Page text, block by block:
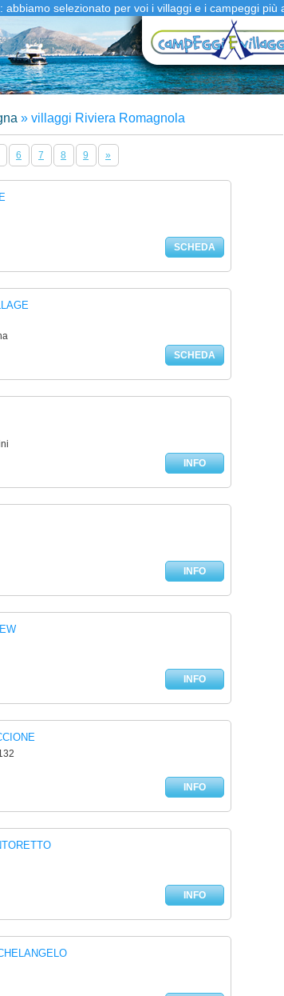
selezionato per voi i villaggi e i campeggi più
» villaggi Riviera Romagnola
6 7 8 9 »
SCHEDA
SCHEDA
INFO
INFO
INFO
INFO
INFO